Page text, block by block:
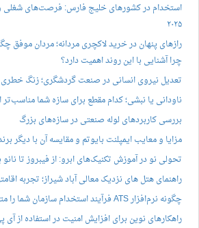
استخدام در کشورهای خلیج فارس: فرصت‌های شغلی و
۲۰۲۵
رازهای پنهان در خرید لاکچری مردانه؛ مردان موفق
چرا آشنایی با این روند اهمیت دارد؟
تعدیل نیروی انسانی در صنعت گردشگری؛ زنگ خطری
ناودانی یا نبشی؛ کدام مقطع برای سازه شما
بررسی کاربردهای لوله صنعتی در سازه‌های بزرگ
مزایا و معایب ایمپلنت بایوتم و مقایسه آن با دیگر
تحولی نو در آموزش تکنیک‌های ابرو: از فیبروز تا نانو
راهنمای هتل های نزدیک معالی آباد شیراز؛ تجربه
چگونه نرم‌افزار ATS فرآیند استخدام سازمان شما را متحول می‌کند؟
راهکارهای نوین برای افزایش امنیت در استفاده از